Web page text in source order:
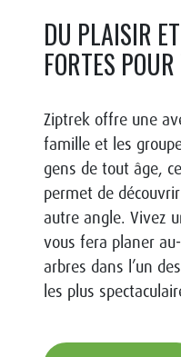
DU PLAISIR
FORTES
Ziptrek offre une
famille et les
gens de tout âge,
permet de
autre angle. Vivez
vous fera planer
arbres dans l’un
les plus